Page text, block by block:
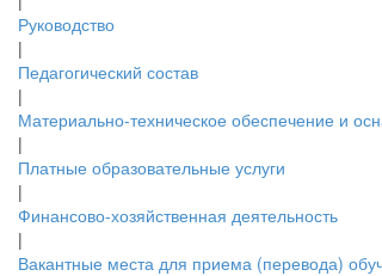
Руководство
|
Педагогический состав
|
Материально-техническое обеспечение и
|
Платные образовательные услуги
|
Финансово-хозяйственная деятельность
|
Вакантные места для приема (перевода)